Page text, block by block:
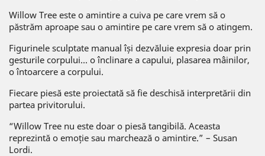
Willow Tree este o amintire a cuiva pe care vrem să o
păstrăm aproape sau o amintire pe care vrem să o atingem.
Figurinele sculptate manual își dezvăluie expresia doar prin
gesturile corpului... o înclinare a capului, plasarea mâinilor,
o întoarcere a corpului.
Fiecare piesă este proiectată să fie deschisă interpretării din
partea privitorului.
“Willow Tree nu este doar o piesă tangibilă. Aceasta
reprezintă o emoție sau marchează o amintire.” – Susan
Lordi.